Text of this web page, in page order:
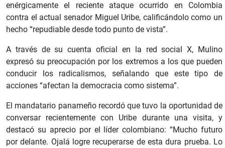
enérgicamente el reciente ataque ocurrido en Colombia
contra el actual senador Miguel Uribe, calificándolo como un
hecho “repudiable desde todo punto de vista”.
A través de su cuenta oficial en la red social X, Mulino
expresó su preocupación por los extremos a los que pueden
conducir los radicalismos, señalando que este tipo de
acciones “afectan la democracia como sistema”.
El mandatario panameño recordó que tuvo la oportunidad de
conversar recientemente con Uribe durante una visita, y
destacó su aprecio por el líder colombiano: “Mucho futuro
por delante. Ojalá logre recuperarse de esta dura prueba. Lo